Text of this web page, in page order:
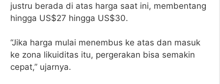
justru berada di atas harga saat ini, membentang
hingga US$27 hingga US$30.
“Jika harga mulai menembus ke atas dan masuk
ke zona likuiditas itu, pergerakan bisa semakin
cepat,” ujarnya.